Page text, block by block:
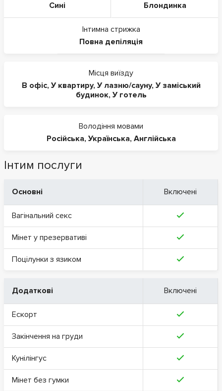
Сині Блондинка
Інтимна стрижка
Повна депіляція
Місця виїзду
В офіс, У квартиру, У лазню/сауну, У заміський
будинок, У готель
Володіння мовами
Російська, Українська, Англійська
Інтим послуги
Основні Включені
Вагінальний секс
Мінет у презервативі
Поцілунки з язиком
Додаткові Включені
Ескорт
Закінчення на груди
Кунілінгус
Мінет без гумки